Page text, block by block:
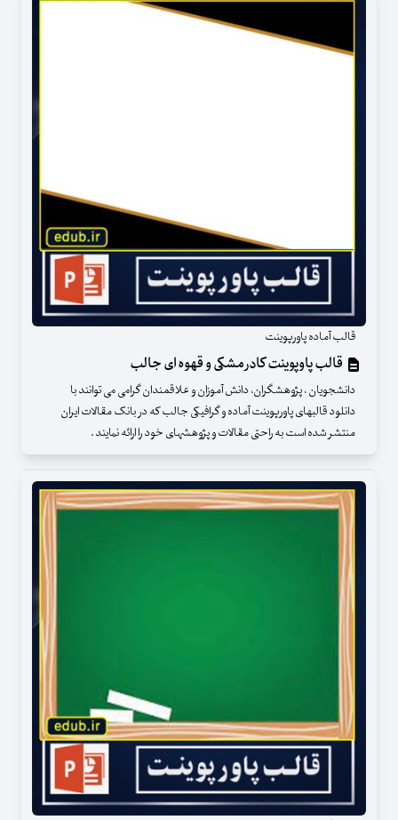
قالب آماده پاورپوینت
قالب پاوپوینت کادر مشکی و قهوه ای جالب
دانشجویان ، پژوهشگران، دانش آموزان و علاقمندان گرامی می توانند با
دانلود قالبهای پاورپوینت آماده و گرافیکی جالب که در بانک مقالات ایران
منتشر شده است به راحتی مقالات و پژوهشهای خود را ارائه نمایند .